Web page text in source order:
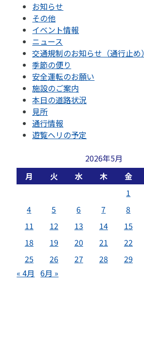
お知らせ
その他
イベント情報
ニュース
交通規制のお知らせ（通行止め）
季節の便り
安全運転のお願い
施設のご案内
本日の道路状況
見所
通行情報
遊覧ヘリの予定
2026年5月
月
火 水 木 金
1
4
5 6 7 8
11
12 13 14 15
18
19 20 21 22
25
26 27 28 29
« 4月 6月 »